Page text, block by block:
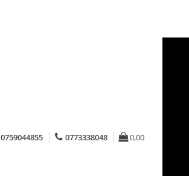
0759044855 0773338048 0,00